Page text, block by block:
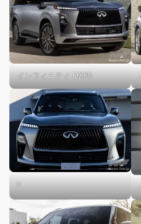
インフィニティ QX80
v